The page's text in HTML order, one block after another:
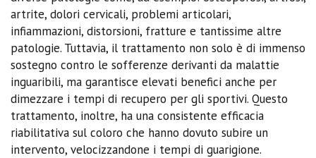
artrite, dolori cervicali, problemi articolari,
infiammazioni, distorsioni, fratture e tantissime altre
patologie. Tuttavia, il trattamento non solo è di immenso
sostegno contro le sofferenze derivanti da malattie
inguaribili, ma garantisce elevati benefici anche per
dimezzare i tempi di recupero per gli sportivi. Questo
trattamento, inoltre, ha una consistente efficacia
riabilitativa sul coloro che hanno dovuto subire un
intervento, velocizzandone i tempi di guarigione.